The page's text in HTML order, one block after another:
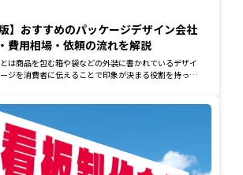
】おすすめのパッケージデザイン会社
費用相場・依頼の流れを解説
は商品を包む箱や袋などの外装に書かれているデザイ
ジを消費者に伝えることで印象が決まる役割を持って